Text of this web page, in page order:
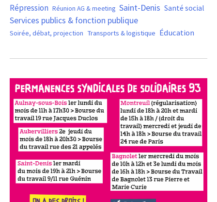
Répression Réunion AG & meeting Saint-Denis Santé social
Services publics & fonction publique
Soirée, débat, projection Transports & logistique Éducation